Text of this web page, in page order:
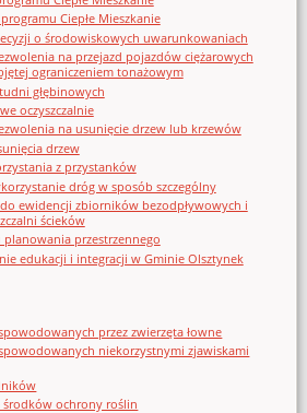
Ciepłe Mieszkanie
o środowiskowych uwarunkowaniach
na przejazd pojazdów ciężarowych
ograniczeniem tonażowym
głębinowych
oczyszczalnie
na usunięcie drzew lub krzewów
drzew
z przystanków
dróg w sposób szczególny
do ewidencji zbiorników bezodpływowych i
ścieków
planowania przestrzennego
edukacji i integracji w Gminie Olsztynek
przez zwierzęta łowne
niekorzystnymi zjawiskami
środków ochrony roślin